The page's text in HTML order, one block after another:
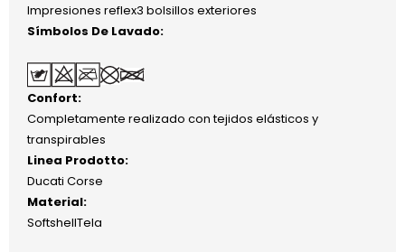
Impresiones reflex3 bolsillos exteriores
Símbolos De Lavado:
Confort:
Completamente realizado con tejidos elásticos y
transpirables
Linea Prodotto:
Ducati Corse
Material:
SoftshellTela